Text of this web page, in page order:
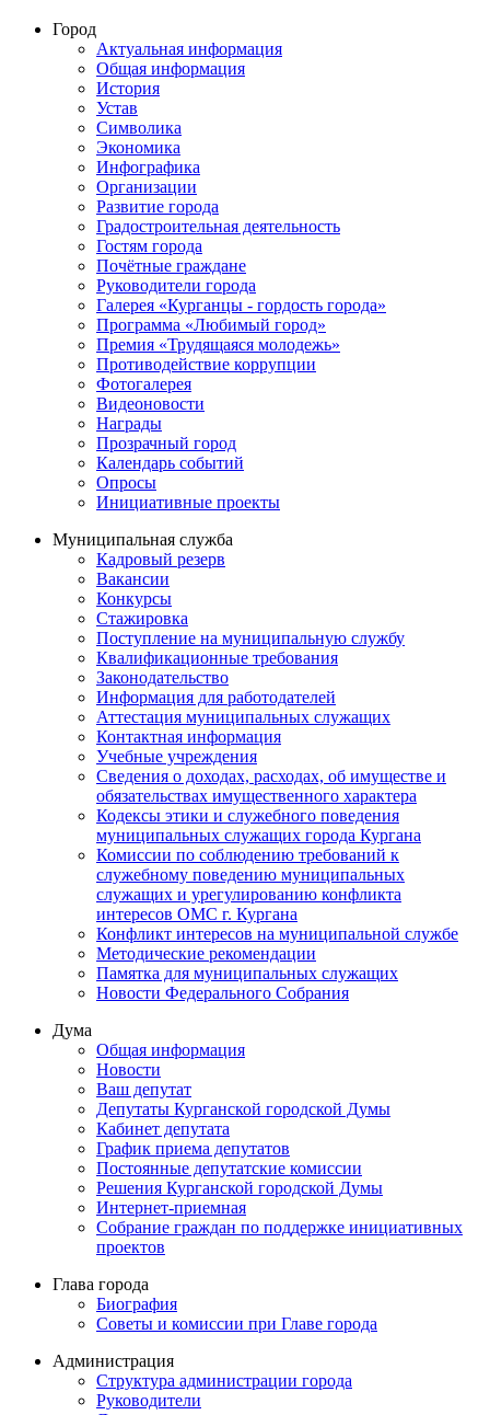
Город
Актуальная информация
Общая информация
История
Устав
Символика
Экономика
Инфографика
Организации
Развитие города
Градостроительная деятельность
Гостям города
Почётные граждане
Руководители города
Галерея «Курганцы - гордость города»
Программа «Любимый город»
Премия «Трудящаяся молодежь»
Противодействие коррупции
Фотогалерея
Видеоновости
Награды
Прозрачный город
Календарь событий
Опросы
Инициативные проекты
Муниципальная служба
Кадровый резерв
Вакансии
Конкурсы
Стажировка
Поступление на муниципальную службу
Квалификационные требования
Законодательство
Информация для работодателей
Аттестация муниципальных служащих
Контактная информация
Учебные учреждения
Сведения о доходах, расходах, об имуществе и
обязательствах имущественного характера
Кодексы этики и служебного поведения
муниципальных служащих города Кургана
Комиссии по соблюдению требований к
служебному поведению муниципальных
служащих и урегулированию конфликта
интересов ОМС г. Кургана
Конфликт интересов на муниципальной службе
Методические рекомендации
Памятка для муниципальных служащих
Новости Федерального Cобрания
Дума
Общая информация
Новости
Ваш депутат
Депутаты Курганской городской Думы
Кабинет депутата
График приема депутатов
Постоянные депутатские комиссии
Решения Курганской городской Думы
Интернет-приемная
Собрание граждан по поддержке инициативных
проектов
Глава города
Биография
Советы и комиссии при Главе города
Администрация
Структура администрации города
Руководители